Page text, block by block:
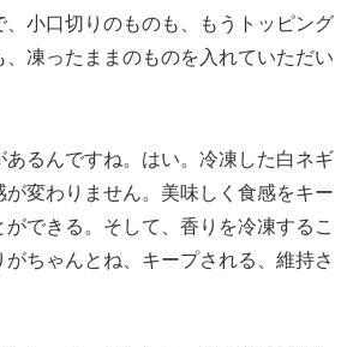
、小口切りのものも、もうトッピング
凍ったままのものを入れていただい
あるんですね。はい。冷凍した白ネギ
が変わりません。美味しく食感をキー
できる。そして、香りを冷凍するこ
がちゃんとね、キープされる、維持さ